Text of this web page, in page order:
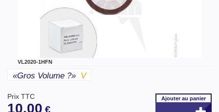
VL2020-1HFN
«gros Volume ?» V
Prix TTC
10,00 €
Ajouterau panier